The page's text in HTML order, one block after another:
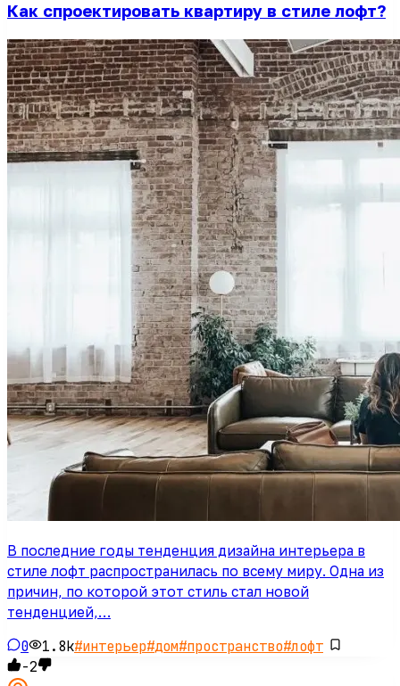
Как спроектировать квартиру в стиле лофт?
В последние годы тенденция дизайна интерьера в
стиле лофт распространилась по всему миру. Одна из
причин, по которой этот стиль стал новой
тенденцией,…
0 1.8k#интерьер#дом#пространство#лофт
-2